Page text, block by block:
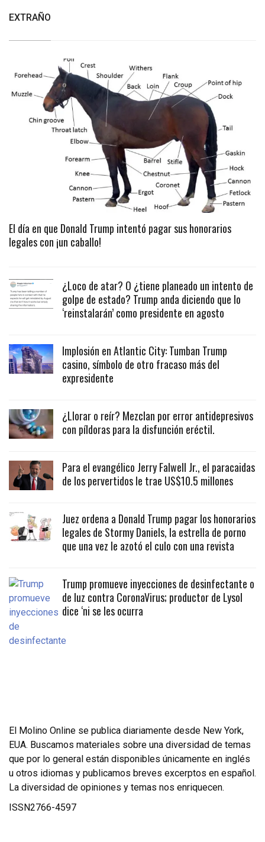
EXTRAÑO
El día en que Donald Trump intentó pagar sus honorarios
legales con ¡un caballo!
¿Loco de atar? O ¿tiene planeado un intento de
golpe de estado? Trump anda diciendo que lo
‘reinstalarán’ como presidente en agosto
Implosión en Atlantic City: Tumban Trump
casino, símbolo de otro fracaso más del
expresidente
¿Llorar o reír? Mezclan por error antidepresivos
con píldoras para la disfunción eréctil.
Para el evangélico Jerry Falwell Jr., el paracaidas
de los pervertidos le trae US$10.5 millones
Juez ordena a Donald Trump pagar los honorarios
legales de Stormy Daniels, la estrella de porno
que una vez le azotó el culo con una revista
Trump promueve inyecciones de desinfectante o
de luz contra CoronaVirus; productor de Lysol
dice ‘ni se les ocurra
El Molino Online se publica diariamente desde New York,
EUA. Buscamos materiales sobre una diversidad de temas
que por lo general están disponibles únicamente en inglés
u otros idiomas y publicamos breves excerptos en español.
La diversidad de opiniones y temas nos enriquecen.
ISSN2766-4597